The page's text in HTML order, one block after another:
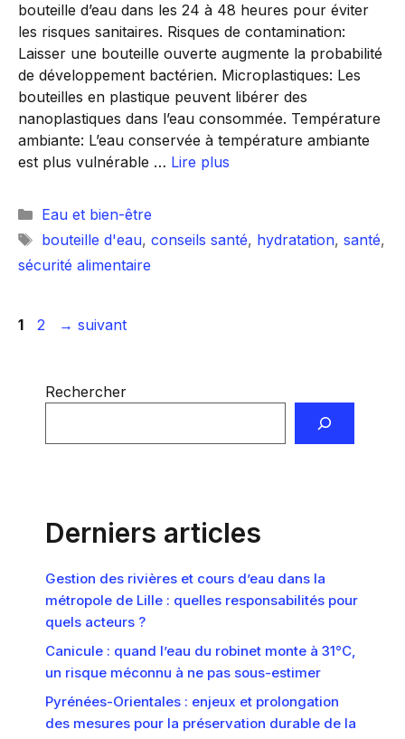
bouteille d’eau dans les 24 à 48 heures pour éviter
les risques sanitaires. Risques de contamination:
Laisser une bouteille ouverte augmente la probabilité
de développement bactérien. Microplastiques: Les
bouteilles en plastique peuvent libérer des
nanoplastiques dans l’eau consommée. Température
ambiante: L’eau conservée à température ambiante
est plus vulnérable … Lire plus
Catégories
Eau et bien-être
Étiquettes
bouteille d'eau, conseils santé, hydratation, santé,
sécurité alimentaire
Page
1 Page
2 → suivant
Rechercher
Derniers articles
Gestion des rivières et cours d’eau dans la
métropole de Lille : quelles responsabilités pour
quels acteurs ?
Canicule : quand l’eau du robinet monte à 31°C,
un risque méconnu à ne pas sous-estimer
Pyrénées-Orientales : enjeux et prolongation
des mesures pour la préservation durable de la